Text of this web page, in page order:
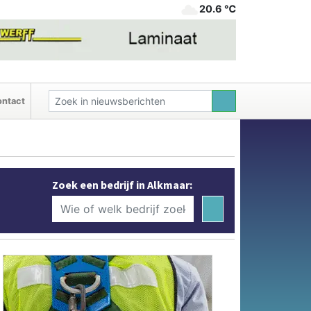
20.6 ℃
Zoek een bedrijf in Alkmaar: